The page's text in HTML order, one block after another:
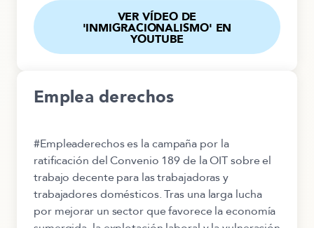
VER VÍDEO DE
'INMIGRACIONALISMO' EN
YOUTUBE
Emplea derechos
#Empleaderechoses la campaña por la
ratificación del Convenio 189 de la OIT sobre el
trabajo decente para las trabajadoras y
trabajadores domésticos. Tras una larga lucha
por mejorar un sector que favorece la economía